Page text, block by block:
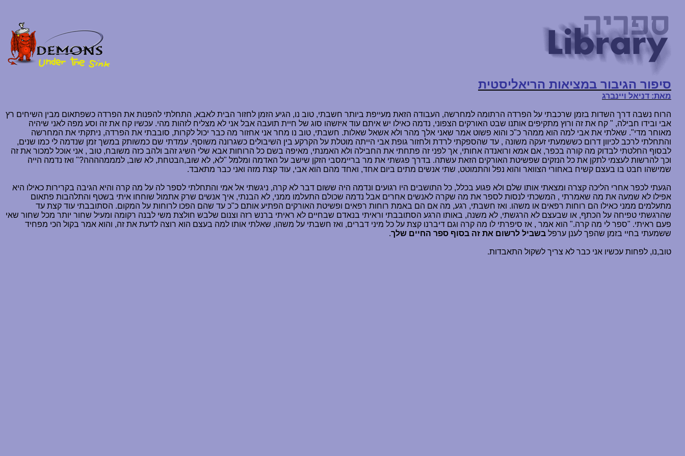
סיפור הגיבור במציאות הריאליסטית
מאת: דניאל ויינברג
הרוח נשבה דרך השדות בזמן שרכבתי על הפרדה הרתומה למחרשה, העבודה הזאת מעייפת ביותר חשבתי, טוב נו, הגיע הזמן לחזור הבית לאבא, התחלתי להפנות את הפרדה כשפתאום מבין השיחים רץ
אבי ובידו חבילה, " קח את זה ורוץ מתקיפים אותנו שבט האורקים הצפוני, נדמה כאילו יש איתם עוד איזשהו סוג של חיית תועבה אבל אני לא מצליח לזהות מהי. עכשיו קח את זה וסע מפה לאני שיהיה
מאוחר מדי". שאלתי את אבי למה הוא ממהר כ"כ והוא פשוט אמר שאני אלך מהר ולא אשאל שאלות. חשבתי, טוב נו מחר אני אחזור מה כבר יכול לקרות, סובבתי את הפרדה, ניתקתי את המחרשה
והתחלתי לרכב לכיוון דרום כששמעתי זעקה משונה , עד שהספקתי לרדת ולחזור גופת אבי הייתה מוטלת על הקרקע בין השיבולים כשגרונה משוסף. עמדתי שם כמשותק במשך זמן שנדמה לי כמו שנים,
לבסוף החלטתי לבדוק מה קורה בכפר, אם אמא ורואנדה אחותי, אך לפני זה פתחתי את החבילה ולא האמנתי, מאיפה בשם כל הרוחות אבא שלי השיג זהב ולהב כזה משובח, טוב , אני אוכל למכור את זה
וכך להרשות לעצמי לתקן את כל הנזקים שפשיטת האורקים הזאת עשתה. בדרך פגשתי את מר בריימסבי הזקן שישב על האדמה ומלמל "לא, לא שוב,הבטחת, לא שוב, למממהההה?" ואז נדמה הייה
שמישהו חבט בו בעצם קשיח באחורי הצוואר והוא נפל והתמוטט, שתי אנשים מתים ביום אחד, ואחד מהם הוא אבי, עוד קצת מזה ואני כבר מתאבד.
הגעתי לכפר אחרי הליכה קצרה ומצאתי אותו שלם ולא פגוע בכלל, כל התושבים היו רגועים ונדמה היה ששום דבר לא קרה, ניגשתי אל אמי והתחלתי לספר לה על מה קרה והיא הגיבה בקרירות כאילו היא
אפילו לא שמעה את מה שאמרתי , המשכתי לנסות לספר את מה שקרה לאנשים אחרים אבל נדמה שכולם התעלמו ממני, לא הבנתי, איך אנשים שרק אתמול שוחחו איתי בשטף והתלהבות פתאום
מתעלמים ממני כאילו הם רוחות רפאים או משהו. ואז חשבתי, רגע, מה אם הם באמת רוחות רפאים ופשיטת האורקים הפתיע אותם כ"כ עד שהם הפכו לרוחות על המקום. הסתובבתי עוד קצת עד
שהרגשתי טפיחה על הכתף, או שבעצם לא הרגשתי, לא משנה, באותו הרגע הסתובבתי וראיתי בנאדם שבחיים לא ראיתי ברנש רזה וצנום שלבש חולצת משי לבנה רקומה ומעיל שחור יותר מכל שחור שאי
פעם ראיתי. "ספר לי מה קרה." הוא אמר , אז סיפרתי לו מה קרה וגם דיברנו קצת על כל מיני דברים, ואז חשבתי על משהו, שאלתי אותו למה בעצם הוא רוצה לדעת את זה, והוא אמר בקול הכי מפחיד
ששמעתי בחיי בזמן שהפך לענן ערפל בשביל לרשום את זה בסוף ספר החיים שלך.
טוב,נו, לפחות עכשיו אני כבר לא צריך לשקול התאבדות.